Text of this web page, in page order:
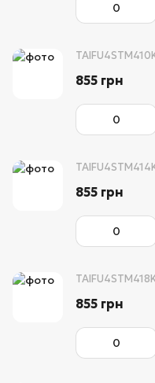
855 грн
855 грн
855 грн